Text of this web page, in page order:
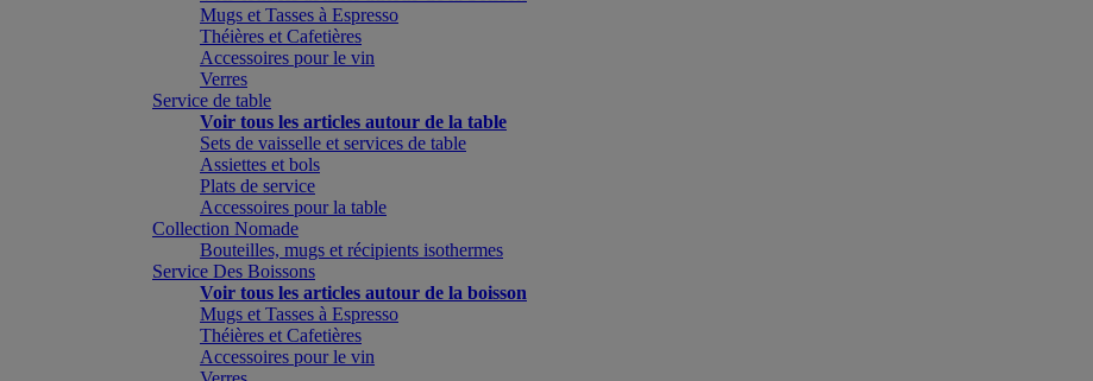
Mugs et Tasses à Espresso
Théières et Cafetières
Accessoires pour le vin
Verres
Service de table
Voir tous les articles autour de la table
Sets de vaisselle et services de table
Assiettes et bols
Plats de service
Accessoires pour la table
Collection Nomade
Bouteilles, mugs et récipients isothermes
Service Des Boissons
Voir tous les articles autour de la boisson
Mugs et Tasses à Espresso
Théières et Cafetières
Accessoires pour le vin